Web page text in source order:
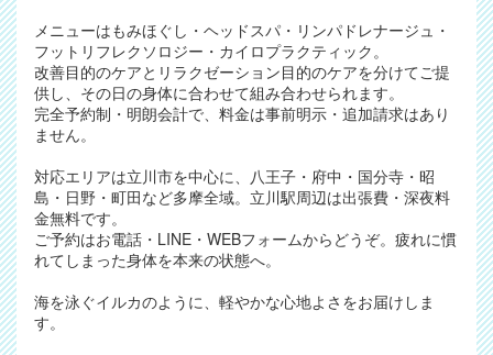
メニューはもみほぐし・ヘッドスパ・リンパドレナージュ・
フットリフレクソロジー・カイロプラクティック。
改善目的のケアとリラクゼーション目的のケアを分けてご提
供し、その日の身体に合わせて組み合わせられます。
完全予約制・明朗会計で、料金は事前明示・追加請求はあり
ません。
対応エリアは立川市を中心に、八王子・府中・国分寺・昭
島・日野・町田など多摩全域。立川駅周辺は出張費・深夜料
金無料です。
ご予約はお電話・LINE・WEBフォームからどうぞ。疲れに慣
れてしまった身体を本来の状態へ。
海を泳ぐイルカのように、軽やかな心地よさをお届けしま
す。